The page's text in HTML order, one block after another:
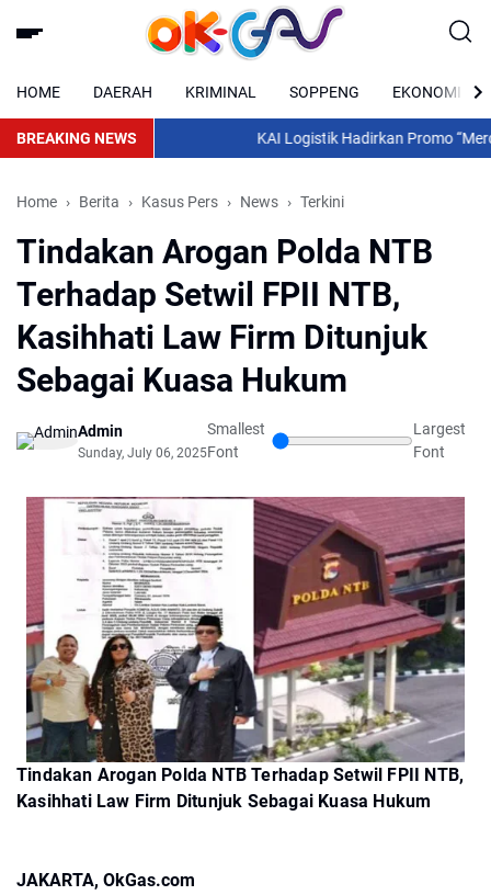
HOME DAERAH KRIMINAL SOPPENG EKONOMI
BREAKING NEWS KAI Logistik Hadirkan Promo
Home Berita Kasus Pers News Terkini
Tindakan Arogan Polda NTB
Terhadap Setwil FPII NTB,
Kasihhati Law Firm Ditunjuk
Sebagai Kuasa Hukum
Admin
Sunday, July 06, 2025
Smallest
Font
Largest
Font
Tindakan Arogan Polda NTB Terhadap Setwil FPII NTB,
Kasihhati Law Firm Ditunjuk Sebagai Kuasa Hukum
JAKARTA, OkGas.com